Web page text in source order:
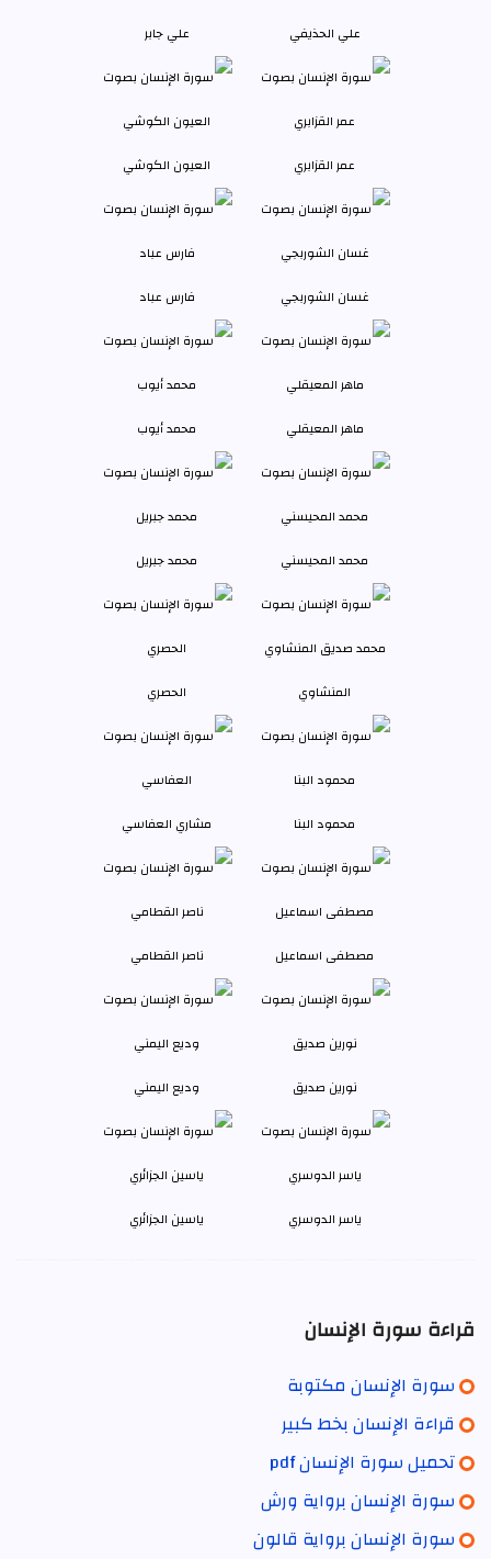
علي الحذيفي علي جابر
عمر القزابري العيون الكوشي
غسان الشوربجي فارس عباد
ماهر المعيقلي محمد أيوب
محمد المحيسني محمد جبريل
المنشاوي الحصري
محمود البنا مشاري العفاسي
مصطفى اسماعيل ناصر القطامي
نورين صديق وديع اليمني
ياسر الدوسري ياسين الجزائري
قراءة سورة الإنسان
سورة الإنسان مكتوبة
قراءة الإنسان بخط كبير
تحميل سورة الإنسان pdf
سورة الإنسان برواية ورش
سورة الإنسان برواية قالون